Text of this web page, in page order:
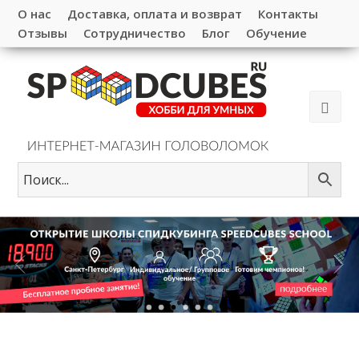
О нас Доставка, оплата и возврат
Контакты
Отзывы
Сотрудничество Блог Обучение